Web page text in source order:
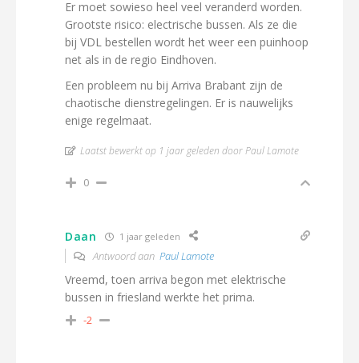
Er moet sowieso heel veel veranderd worden.
Grootste risico: electrische bussen. Als ze die
bij VDL bestellen wordt het weer een puinhoop
net als in de regio Eindhoven.
Een probleem nu bij Arriva Brabant zijn de
chaotische dienstregelingen. Er is nauwelijks
enige regelmaat.
Laatst bewerkt op 1 jaar geleden door Paul Lamote
0
Daan 1 jaar geleden
Antwoord aan Paul Lamote
Vreemd, toen arriva begon met elektrische
bussen in friesland werkte het prima.
-2